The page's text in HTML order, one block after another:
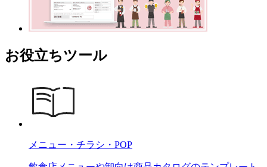
お役立ちツール
メニュー・チラシ・POP